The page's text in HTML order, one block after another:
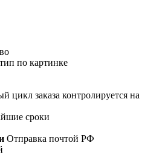
по картинке
цикл заказа контролируется на
сроки
Отправка почтой РФ